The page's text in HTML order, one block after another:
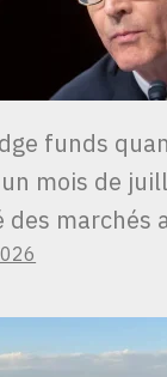
funds
mois de
des marchés